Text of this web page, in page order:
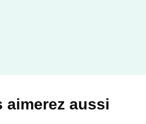
aimerez aussi